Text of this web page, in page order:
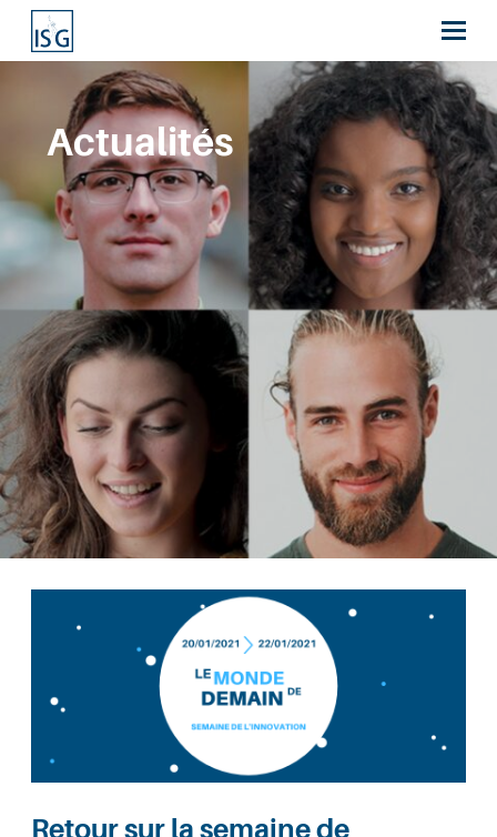
Actualités
Retour sur la semaine de